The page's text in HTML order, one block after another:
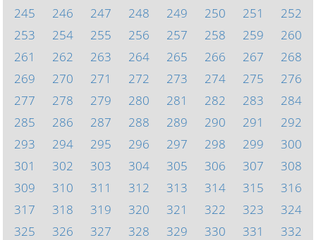
245
246 247 248 249 250 251
252
253
254 255 256 257 258 259
260
261
262 263 264 265 266 267
268
269
270 271 272 273 274 275
276
277
278 279 280 281 282 283
284
285
286 287 288 289 290 291
292
293
294 295 296 297 298 299
300
301
302 303 304 305 306 307
308
309
310 311 312 313 314 315
316
317
318 319 320 321 322 323
324
325
326 327 328 329 330 331
332